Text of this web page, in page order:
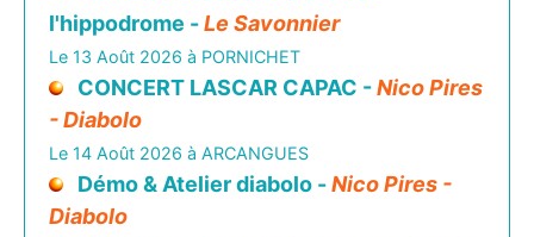
l'hippodrome -Le Savonnier
Le 13 Août 2026 à PORNICHET
CONCERT LASCAR CAPAC -Nico Pires
- Diabolo
Le 14 Août 2026 à ARCANGUES
Démo & Atelier diabolo -Nico Pires -
Diabolo